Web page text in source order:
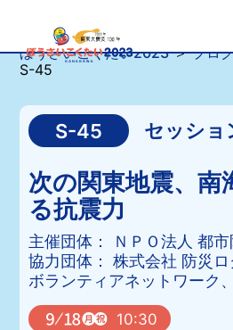
ぼうさいこくたい2023＞プロ
S-45
S-45 セッショ
次の関東地震、南
る抗震力
主催団体： ＮＰＯ法人 都
協力団体： 株式会社 防災
ボランティアネットワーク
10:30